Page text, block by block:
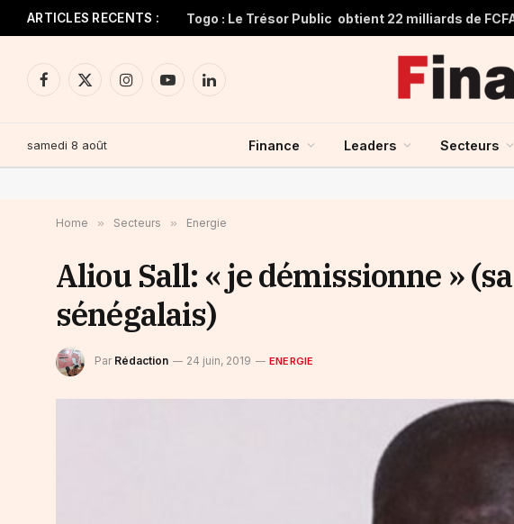
ARTICLES RECENTS :
Facebook
X
InstagramYouTubeLinkedIn
samedi 8 août Finance Leaders Secteurs
Home » Secteurs » Energie
Aliou Sall: « je démissionne »
sénégalais)
Par Rédaction 24 juin, 2019 ENERGIE